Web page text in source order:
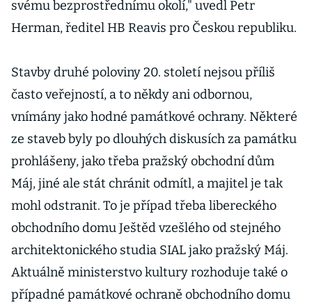
svému bezprostřednímu okolí," uvedl Petr
Herman, ředitel HB Reavis pro Českou republiku.
Stavby druhé poloviny 20. století nejsou příliš
často veřejností, a to někdy ani odbornou,
vnímány jako hodné památkové ochrany. Některé
ze staveb byly po dlouhých diskusích za památku
prohlášeny, jako třeba pražský obchodní dům
Máj, jiné ale stát chránit odmítl, a majitel je tak
mohl odstranit. To je případ třeba libereckého
obchodního domu Ještěd vzešlého od stejného
architektonického studia SIAL jako pražský Máj.
Aktuálně ministerstvo kultury rozhoduje také o
případné památkové ochraně obchodního domu